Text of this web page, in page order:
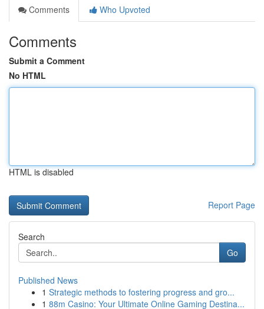
Comments
Who Upvoted
Comments
Submit a Comment
No HTML
HTML is disabled
Report Page
Search
Go
Published News
1 Strategic methods to fostering progress and gro...
1 88m Casino: Your Ultimate Online Gaming Destina...